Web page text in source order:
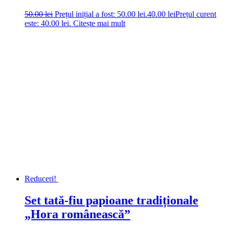
50.00lei Prețul inițial a fost: 50.00 lei.40.00 leiPrețul curent
este: 40.00 lei. Citește mai mult
Reduceri!
Set tată-fiu papioane tradiționale
„Hora românească”